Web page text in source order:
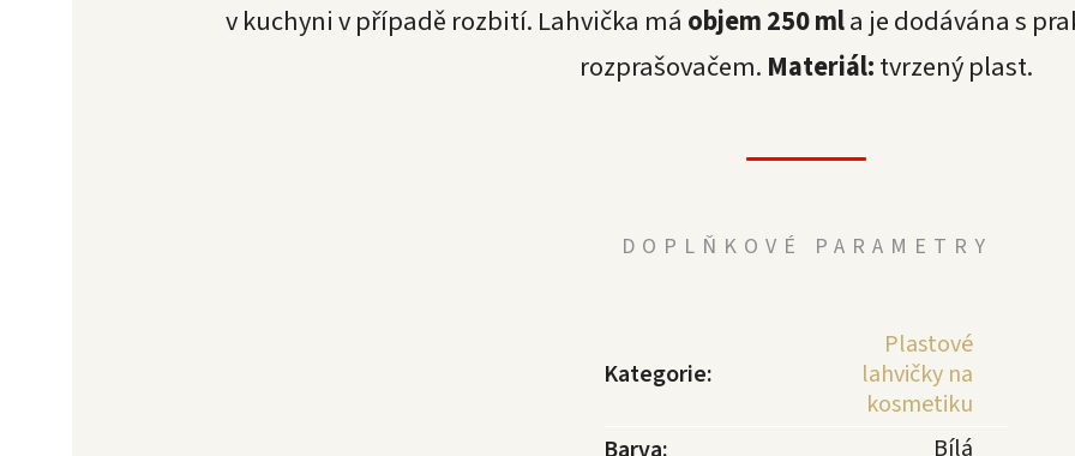
v kuchyni v případě rozbití. Lahvička má objem 250 mla je dodávána s
rozprašovačem. Materiál:tvrzený plast.
DOPLŇKOVÉ PARAMETRY
Kategorie:
Plastové
lahvičky na
kosmetiku
Bílá